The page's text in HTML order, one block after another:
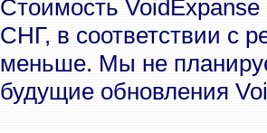
Стоимость VoidExpanse
СНГ, в соответствии с
меньше. Мы не
будущие обновления